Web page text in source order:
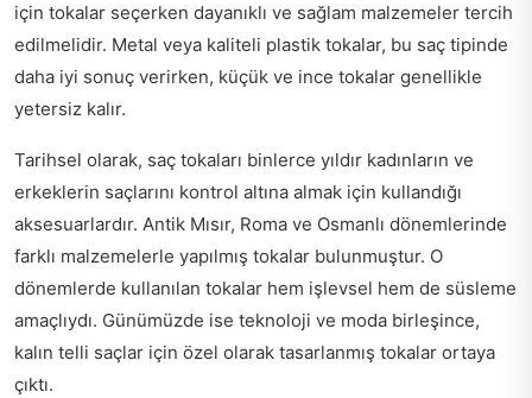
için tokalar seçerken dayanıklı ve sağlam malzemeler tercih
edilmelidir. Metal veya kaliteli plastik tokalar, bu saç tipinde
daha iyi sonuç verirken, küçük ve ince tokalar genellikle
yetersiz kalır.
Tarihsel olarak, saç tokaları binlerce yıldır kadınların ve
erkeklerin saçlarını kontrol altına almak için kullandığı
aksesuarlardır. Antik Mısır, Roma ve Osmanlı dönemlerinde
farklı malzemelerle yapılmış tokalar bulunmuştur. O
dönemlerde kullanılan tokalar hem işlevsel hem de süsleme
amaçlıydı. Günümüzde ise teknoloji ve moda birleşince,
kalın telli saçlar için özel olarak tasarlanmış tokalar ortaya
çıktı.